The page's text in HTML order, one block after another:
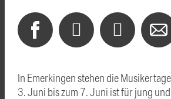
In Emerkingen stehen die
3. Juni bis zum 7. Juni ist für jung